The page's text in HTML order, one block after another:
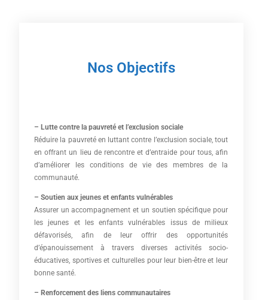
Nos Objectifs
– Lutte contre la pauvreté et l’exclusion sociale
Réduire la pauvreté en luttant contre l’exclusion sociale, tout
en offrant un lieu de rencontre et d’entraide pour tous, afin
d’améliorer les conditions de vie des membres de la
communauté.
– Soutien aux jeunes et enfants vulnérables
Assurer un accompagnement et un soutien spécifique pour
les jeunes et les enfants vulnérables issus de milieux
défavorisés, afin de leur offrir des opportunités
d’épanouissement à travers diverses activités socio-
éducatives, sportives et culturelles pour leur bien-être et leur
bonne santé.
– Renforcement des liens communautaires